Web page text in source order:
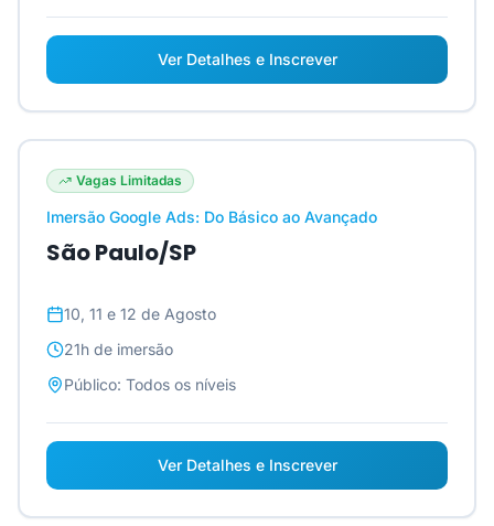
Ver Detalhes e Inscrever
Vagas Limitadas
Imersão Google Ads: Do Básico ao Avançado
São Paulo/SP
10, 11 e 12 de Agosto
21h de imersão
Público: Todos os níveis
Ver Detalhes e Inscrever